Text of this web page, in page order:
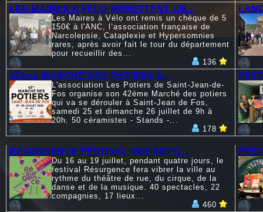
LES MAIRES A VELO REMETTENT UN...
Les Maires à Vélo ont remis un chèque de 5
150€ à l'ANC, l’association française de
Narcolepsie, Cataplexie et Hypersomnies
rares, après avoir fait le tour du département
pour recueillir des...
136
42ème MARCHÉ DES POTIERS À...
L'association Les Potiers de Saint-Jean-de-
Fos organise son 42ème Marché des potiers
qui va se dérouler à Saint-Jean de Fos,
samedi 25 et dimanche 26 juillet de 9h à
20h. 50 céramistes - Stands -...
178
RESURGENCE FESTIVAL DES ARTS...
Du 16 au 19 juillet, pendant quatre jours, le
festival Résurgence fera vibrer la ville au
rythme du théâtre de rue, du cirque, de la
danse et de la musique. 40 spectacles, 22
compagnies, 17 lieux...
460